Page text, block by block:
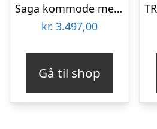
Saga kommode med 9 skuffer – sort
kr. 3.497,00
Gå til shop